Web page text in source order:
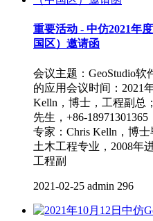
重要活动 - 中仿2021年
国区）邀请函
会议主题：GeoStudio
的应用会议时间：2021
Kelln，博士，工程副总
先生，+86-
专家：Chris Kelln，博士
土木工程专业，2008年
工程副
2021-02-25 admin 296